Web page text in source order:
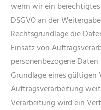
wenn wir ein berechtigtes
DSGVO an der
Rechtsgrundlage die
Einsatz von
personenbezogene
Grundlage eines gültigen
Auftragsverarbeitung
Verarbeitung wird ein